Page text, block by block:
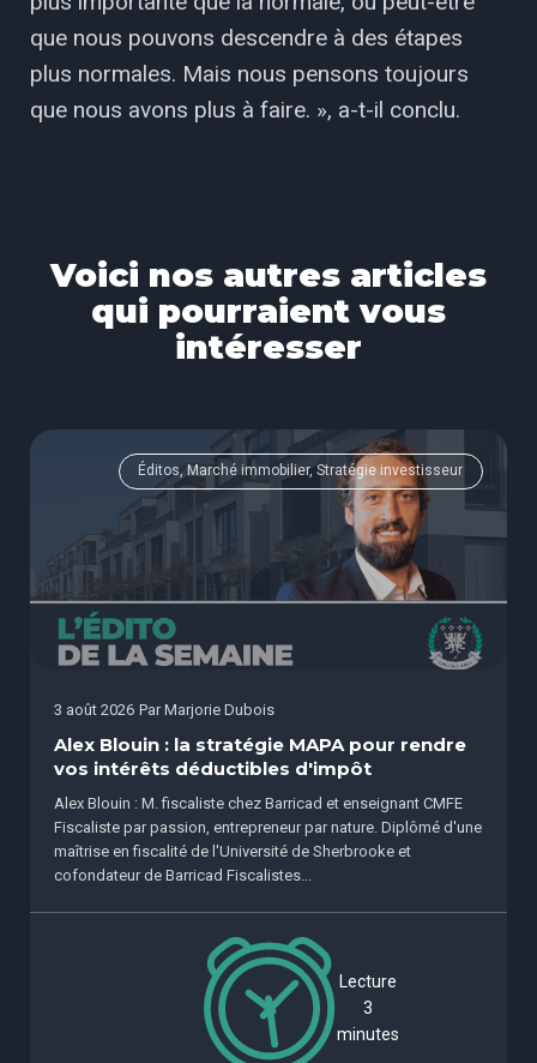
que nous pouvons descendre à des étapes
plus normales. Mais nous pensons toujours
que nous avons plus à faire. », a-t-il conclu.
Voici nos autres articles
qui pourraient vous
intéresser
Éditos, Marché immobilier, Stratégie investisseur
3 août 2026 Par Marjorie Dubois
Alex Blouin : la stratégie MAPA pour rendre
vos intérêts déductibles d'impôt
Alex Blouin : M. fiscaliste chez Barricad et enseignant CMFE
Fiscaliste par passion, entrepreneur par nature. Diplômé d'une
maîtrise en fiscalité de l'Université de Sherbrooke et
cofondateur de Barricad Fiscalistes...
Lecture
3
minutes